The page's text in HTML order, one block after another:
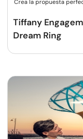
Crea la propuesta
Tiffany
Dream Ring